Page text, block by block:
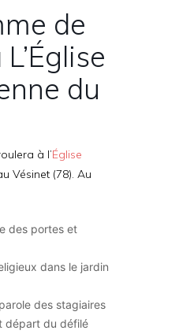
de
du
à l’Église
Vésinet (78). Au
des portes et
dans le jardin
des stagiaires
départ du défilé